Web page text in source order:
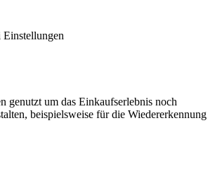
Einstellungen
genutzt um das Einkaufserlebnis noch
beispielsweise für die Wiedererkennung